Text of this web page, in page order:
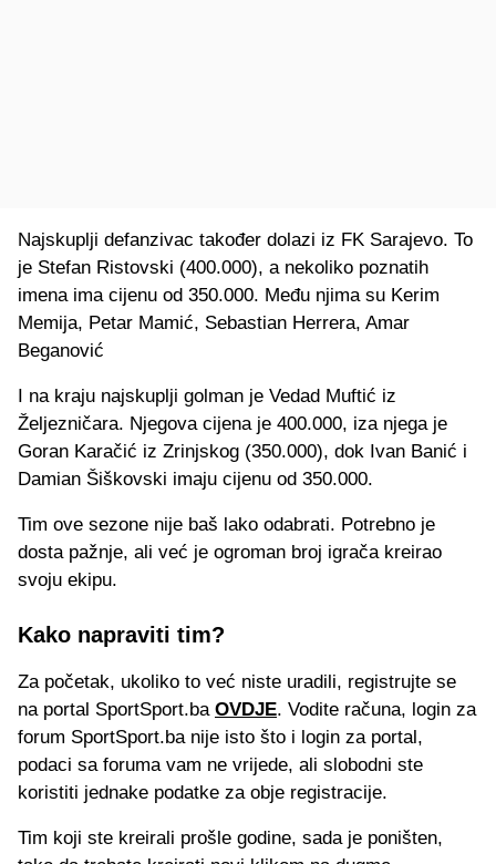
Najskuplji defanzivac također dolazi iz FK Sarajevo. To
je Stefan Ristovski (400.000), a nekoliko poznatih
imena ima cijenu od 350.000. Među njima su Kerim
Memija, Petar Mamić, Sebastian Herrera, Amar
Beganović
I na kraju najskuplji golman je Vedad Muftić iz
Željezničara. Njegova cijena je 400.000, iza njega je
Goran Karačić iz Zrinjskog (350.000), dok Ivan Banić i
Damian Šiškovski imaju cijenu od 350.000.
Tim ove sezone nije baš lako odabrati. Potrebno je
dosta pažnje, ali već je ogroman broj igrača kreirao
svoju ekipu.
Kako napraviti tim?
Za početak, ukoliko to već niste uradili, registrujte se
na portal SportSport.ba OVDJE. Vodite računa, login za
forum SportSport.ba nije isto što i login za portal,
podaci sa foruma vam ne vrijede, ali slobodni ste
koristiti jednake podatke za obje registracije.
Tim koji ste kreirali prošle godine, sada je poništen,